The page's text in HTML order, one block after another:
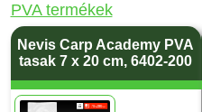
PVA termékek
Nevis Carp Academy PVA
tasak 7 x 20 cm, 6402-200